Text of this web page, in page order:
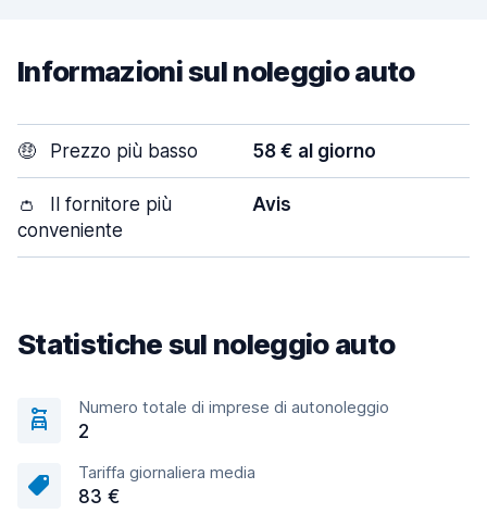
Informazioni sul noleggio auto
🤑 Prezzo più basso 58 € al giorno
👛
Il fornitore più
conveniente
Avis
Statistiche sul noleggio auto
Numero totale di imprese di autonoleggio
2
Tariffa giornaliera media
83 €